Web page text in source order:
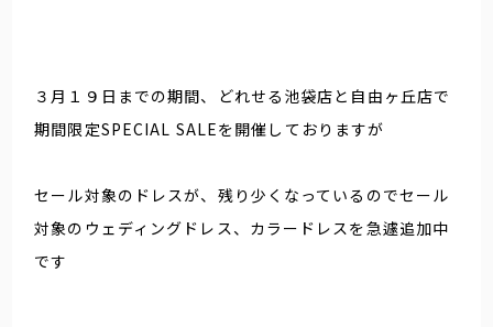
３月１９日までの期間、どれせる池袋店と自由ヶ丘店で
期間限定SPECIAL SALEを開催しておりますが
セール対象のドレスが、残り少くなっているのでセール
対象のウェディングドレス、カラードレスを急遽追加中
です